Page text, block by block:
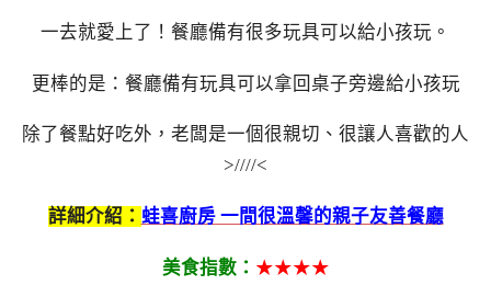
一去就愛上了！餐廳備有很多玩具可以給小孩玩。
更棒的是：餐廳備有玩具可以拿回桌子旁邊給小孩玩
除了餐點好吃外，老闆是一個很親切、很讓人喜歡的人
>////<
詳細介紹： 蛙喜廚房 一間很溫馨的親子友善餐廳
美食指數： ★★★★